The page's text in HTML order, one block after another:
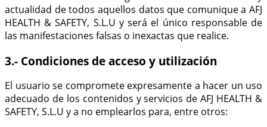
actualidad de todos aquellos datos que comunique a AFJ
HEALTH & SAFETY, S.L.U y será el único responsable de
las manifestaciones falsas o inexactas que realice.
3.- Condiciones de acceso y utilización
El usuario se compromete expresamente a hacer un uso
adecuado de los contenidos y servicios de AFJ HEALTH &
SAFETY, S.L.U y a no emplearlos para, entre otros: